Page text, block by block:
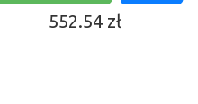
552.54 zł